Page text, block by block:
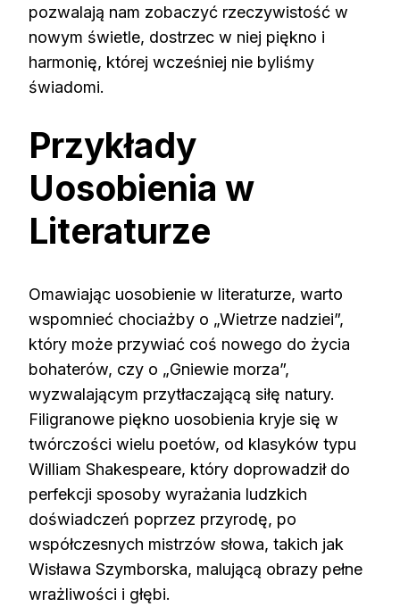
pozwalają nam zobaczyć rzeczywistość w
nowym świetle, dostrzec w niej piękno i
harmonię, której wcześniej nie byliśmy
świadomi.
Przykłady
Uosobienia w
Literaturze
Omawiając uosobienie w literaturze, warto
wspomnieć chociażby o „Wietrze nadziei”,
który może przywiać coś nowego do życia
bohaterów, czy o „Gniewie morza”,
wyzwalającym przytłaczającą siłę natury.
Filigranowe piękno uosobienia kryje się w
twórczości wielu poetów, od klasyków typu
William Shakespeare, który doprowadził do
perfekcji sposoby wyrażania ludzkich
doświadczeń poprzez przyrodę, po
współczesnych mistrzów słowa, takich jak
Wisława Szymborska, malującą obrazy pełne
wrażliwości i głębi.